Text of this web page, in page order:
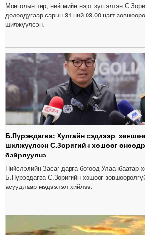
Монголын төр, нийгмийн нэрт зүтгэлтэн
долоодугаар сарын 31-ний 03.00 цагт
шилжүүлсэн.
Б.Пүрэвдагва: Хулгайн сэдлээр,
шилжүүлсэн С.Зоригийн хөшөөг
байрлуулна
Нийслэлийн Засаг дарга бөгөөд Улаанбаатар
Б.Пүрэвдагва С.Зоригийн хөшөөг
асуудлаар мэдээлэл хийлээ.